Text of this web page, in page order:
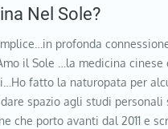
Nel Sole?
profonda
il Sole …la medicina cinese
fatto la naturopata per
spazio agli studi personali
che porto avanti dal 2011 e